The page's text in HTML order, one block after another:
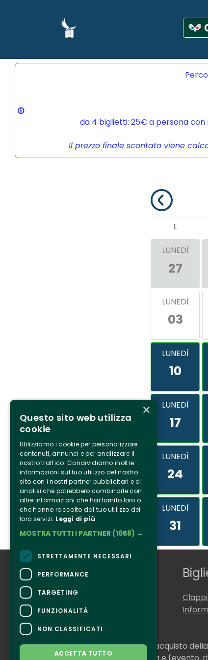
da 4 biglietti: 25€ a persona
Il prezzo finale scontato viene
L
LUNEDÌ
27
LUNEDÌ
03
LUNEDÌ
10
LUNEDÌ
17
LUNEDÌ
24
LUNEDÌ
31
Chi siamo
Tenuta Selvaggia
Contatti
CONTATTI
Per informazioni e supporto all'acquisto
×
Questo sito web utilizza
cookie
Utilizziamo i cookie per personalizzare
contenuti, annunci e per analizzare il
nostro traffico. Condividiamo inoltre
informazioni sul tuo utilizzo del nostro
sito con i nostri partner pubblicitari e di
analisi che potrebbero combinarle con
altre informazioni che hai fornito loro o
che hanno raccolto dal tuo utilizzo dei
loro servizi. Leggi di più
MOSTRA TUTTI I PARTNER (1658) →
STRETTAMENTE NECESSARI
PERFORMANCE
TARGETING
FUNZIONALITÀ
NON CLASSIFICATI
ACCETTA TUTTO